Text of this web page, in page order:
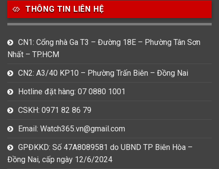
THÔNG TIN LIÊN HỆ
CN1: Cổng nhà Ga T3 – Đường 18E – Phường Tân Sơn
Nhất – TP.HCM
CN2: A3/40 KP10 – Phường Trấn Biên – Đồng Nai
Hotline đặt hàng: 07 0880 1001
CSKH: 0971 82 86 79
Email: Watch365.vn@gmail.com
GPĐKKD: Số 47A8089581 do UBND TP Biên Hòa –
Đồng Nai, cấp ngày 12/6/2024